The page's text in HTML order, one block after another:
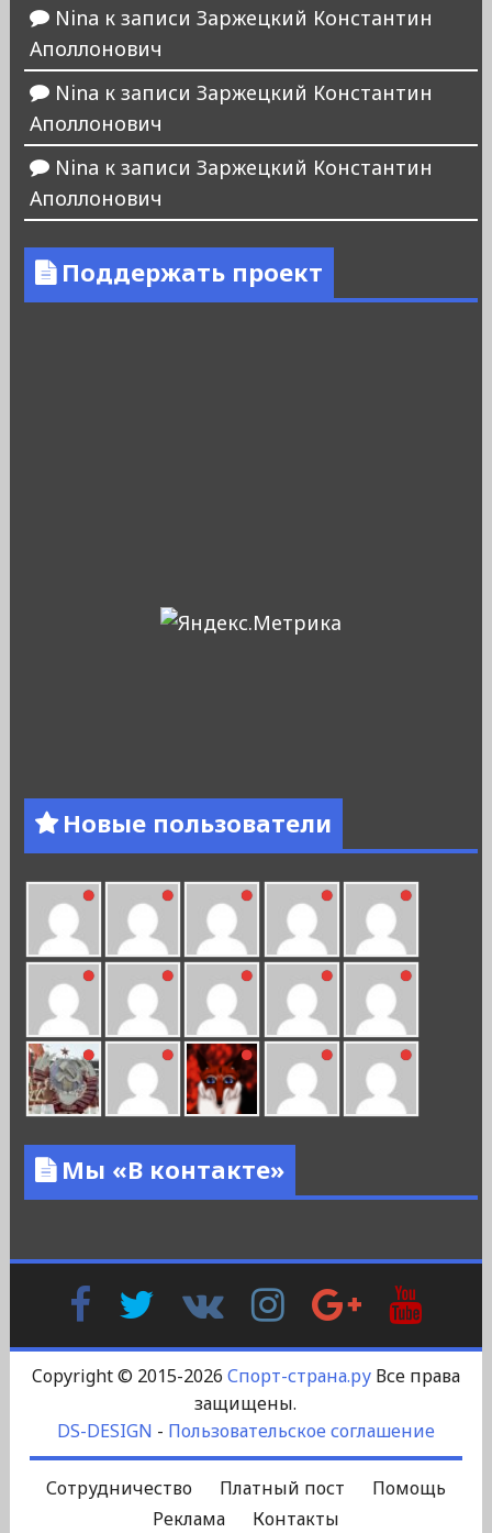
Nina к записи Заржецкий Константин
Аполлонович
Nina к записи Заржецкий Константин
Аполлонович
Nina к записи Заржецкий Константин
Аполлонович
Поддержать проект
Новые пользователи
Мы «В контакте»
FacebookTwitter
Контакте
InstagramGoogle
Plus
Copyright © 2015-2026 Спорт-страна.руВсе права
защищены.
DS-DESIGN - Пользовательское соглашение
Сотрудничество Платный пост
Помощь
Реклама
Контакты